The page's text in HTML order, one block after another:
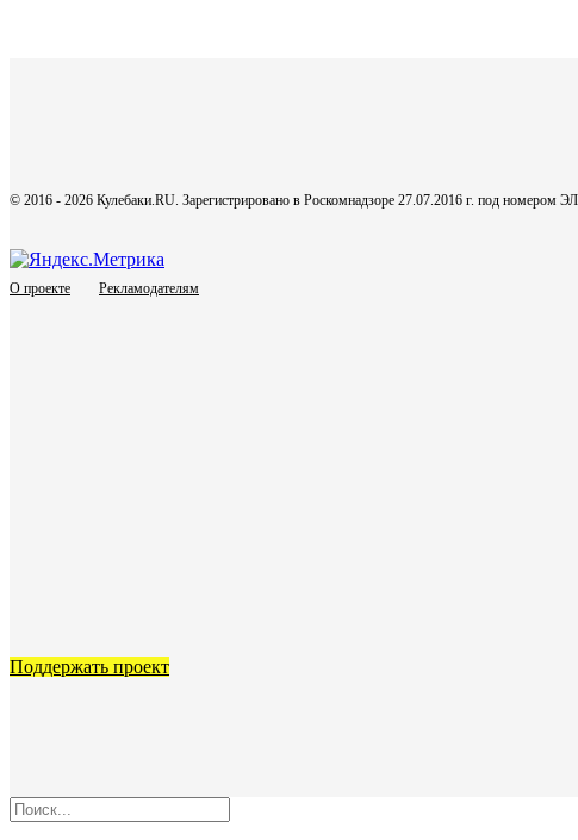
© 2016 - 2026 Кулебаки.RU. Зарегистрировано в Роскомнадзоре 27.07.2016 г. под
О проекте Рекламодателям
Поддержать проект